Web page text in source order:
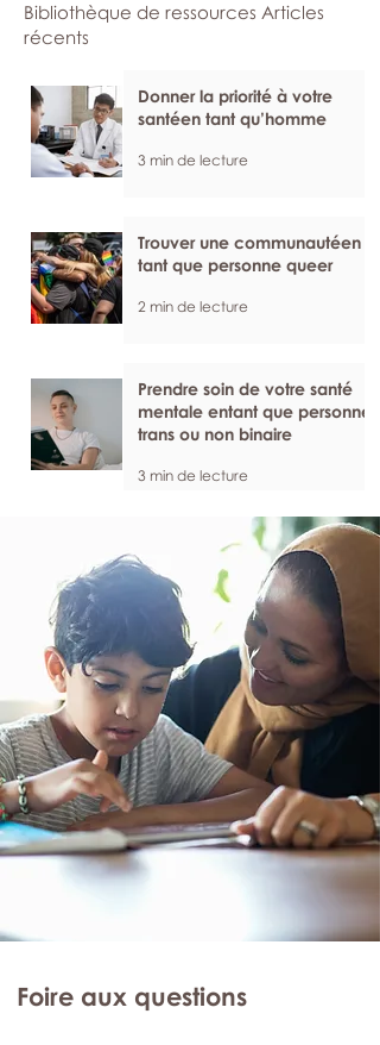
Bibliothèque de ressources Articles
récents
Donner la priorité à votre
santéen tant qu’homme
3 min de lecture
Trouver une communautéen
tant que personne queer
2 min de lecture
Prendre soin de votre santé
mentale entant que personne
trans ou non binaire
3 min de lecture
Foire aux questions